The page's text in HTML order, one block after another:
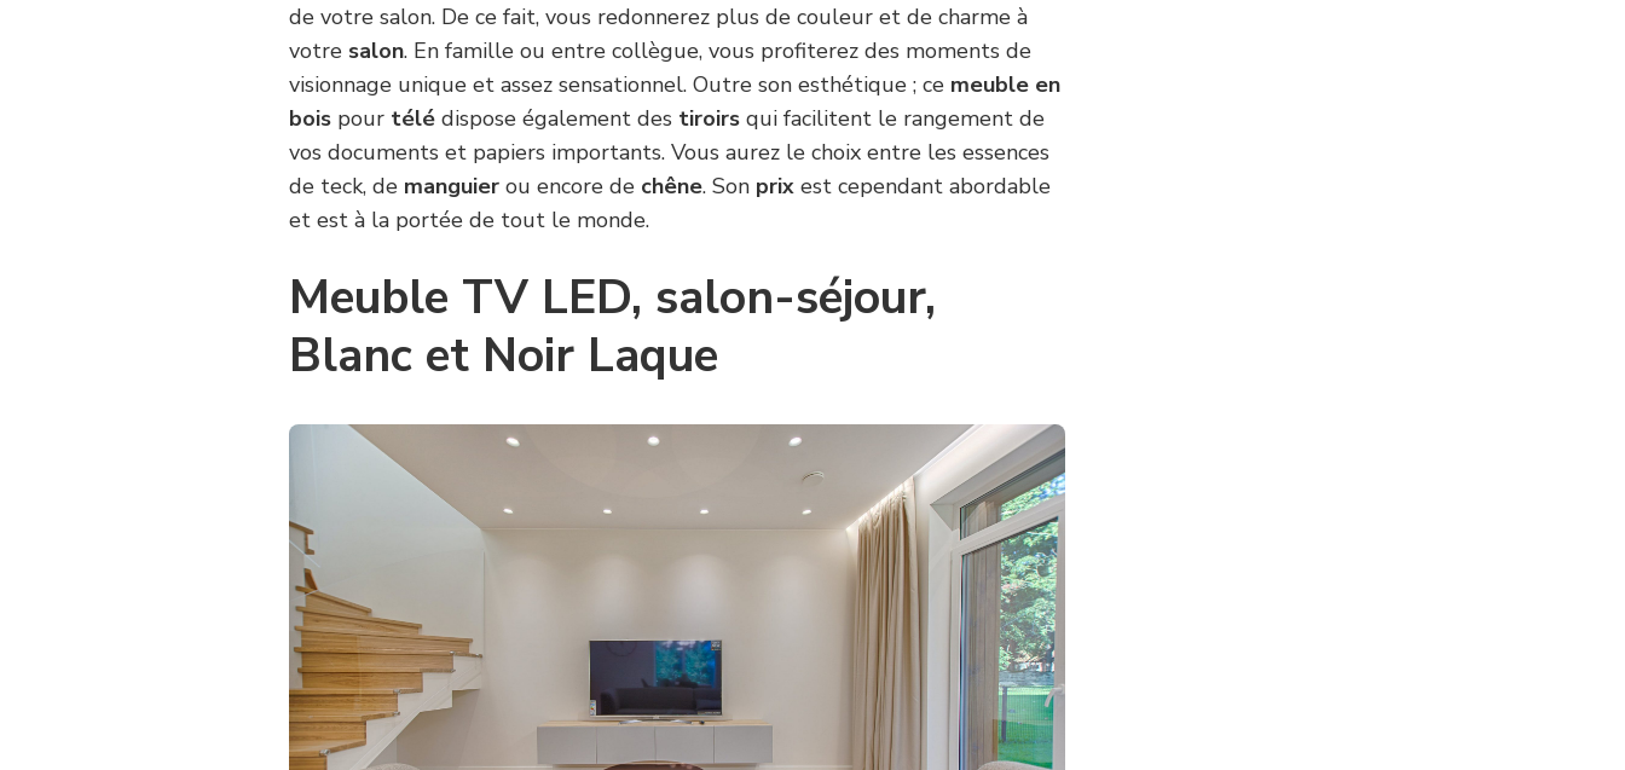
de votre salon. De ce fait, vous redonnerez plus de couleur et de charme à
votre salon. En famille ou entre collègue, vous profiterez des moments de
visionnage unique et assez sensationnel. Outre son esthétique ; ce meuble en
bois pour télé dispose également des tiroirs qui facilitent le rangement de
vos documents et papiers importants. Vous aurez le choix entre les essences
de teck, de manguier ou encore de chêne. Son prix est cependant abordable
et est à la portée de tout le monde.
Meuble TV LED, salon-séjour,
Blanc et Noir Laque